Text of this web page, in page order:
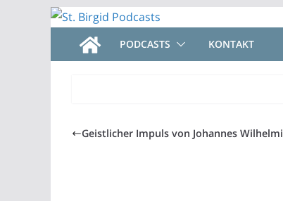
Zum
springen
PODCASTS KONTAKT
Geistlicher Impuls von Johannes Wilhelmi